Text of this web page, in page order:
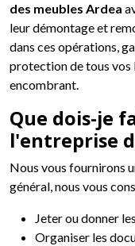
des meubles Ardea
leur démontage et
dans ces opérations,
protection de tous vos
encombrant.
Que dois-je
l'entreprise
Nous vous fournirons
général, nous vous
Jeter ou donner
Organiser les